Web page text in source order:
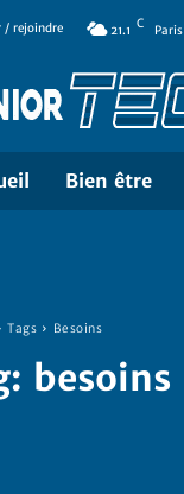
/ rejoindre 21.1 C Paris
Bien être
Tags Besoins
besoins